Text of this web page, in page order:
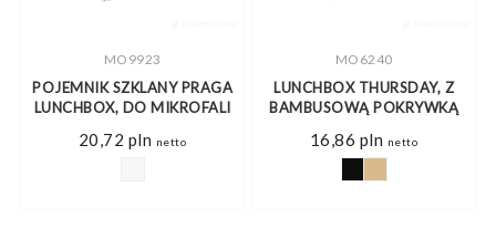
MO9923
POJEMNIK SZKLANY PRAGA
LUNCHBOX, DO MIKROFALI
20,72 pln netto
MO6240
LUNCHBOX THURSDAY, Z
BAMBUSOWĄ POKRYWKĄ
16,86 pln netto